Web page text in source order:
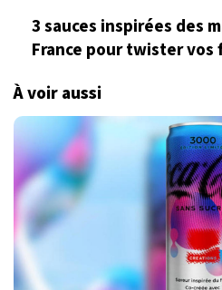
3 sauces inspirées des
France pour twister
À voir aussi